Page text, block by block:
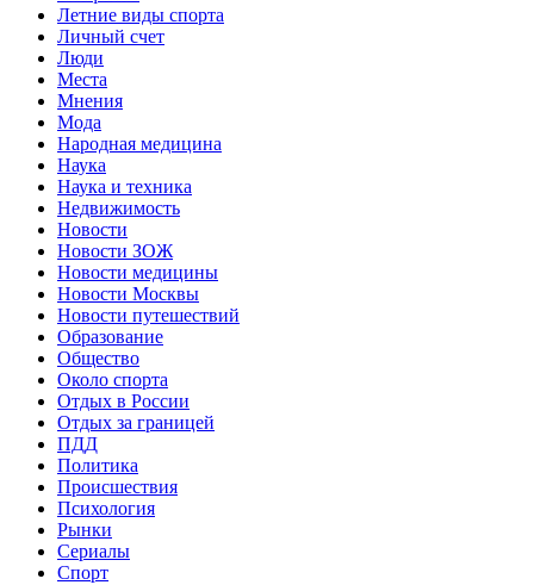
Летние виды спорта
Личный счет
Люди
Места
Мнения
Мода
Народная медицина
Наука
Наука и техника
Недвижимость
Новости
Новости ЗОЖ
Новости медицины
Новости Москвы
Новости путешествий
Образование
Общество
Около спорта
Отдых в России
Отдых за границей
ПДД
Политика
Происшествия
Психология
Рынки
Сериалы
Спорт